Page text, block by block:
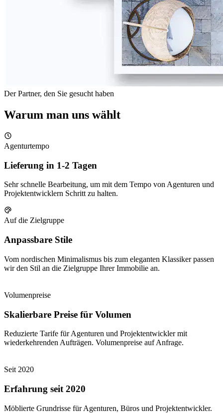
Der Partner, den Sie gesucht haben
Warum man uns wählt
Agenturtempo
Lieferung in 1-2 Tagen
Sehr schnelle Bearbeitung, um mit dem Tempo von Agenturen und
Projektentwicklern Schritt zu halten.
Auf die Zielgruppe
Anpassbare Stile
Vom nordischen Minimalismus bis zum eleganten Klassiker passen
wir den Stil an die Zielgruppe Ihrer Immobilie an.
Volumenpreise
Skalierbare Preise für Volumen
Reduzierte Tarife für Agenturen und Projektentwickler mit
wiederkehrenden Aufträgen. Volumenpreise auf Anfrage.
Seit 2020
Erfahrung seit 2020
Möblierte Grundrisse für Agenturen, Büros und Projektentwickler.